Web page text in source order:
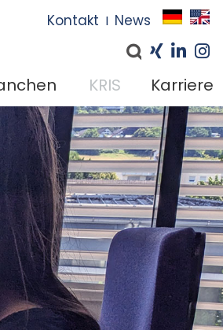
Kontakt I News
KRIS Karriere